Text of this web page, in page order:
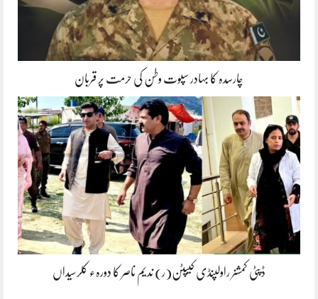
چارسدہ کا بہادر سپوت وطن کی حرمت پر قربان
ڈپٹی کمشنر راولپنڈی کیپٹن(ر) ندیم ناصر کا دورہء کلرسیداں